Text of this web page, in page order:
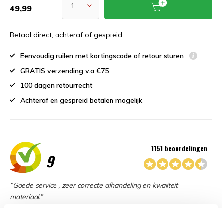
49,99
Betaal direct, achteraf of gespreid
Eenvoudig ruilen met kortingscode of retour sturen
GRATIS verzending v.a €75
100 dagen retourrecht
Achteraf en gespreid betalen mogelijk
9
1151 beoordelingen
“Goede service , zeer correcte afhandeling en kwaliteit
materiaal.”